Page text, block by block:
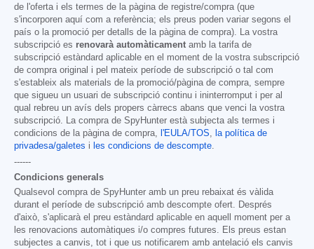
de l'oferta i els termes de la pàgina de registre/compra (que
s'incorporen aquí com a referència; els preus poden variar segons el
país o la promoció per detalls de la pàgina de compra). La vostra
subscripció es renovarà automàticament amb la tarifa de
subscripció estàndard aplicable en el moment de la vostra subscripció
de compra original i pel mateix període de subscripció o tal com
s'estableix als materials de la promoció/pàgina de compra, sempre
que sigueu un usuari de subscripció continu i ininterromput i per al
qual rebreu un avís dels propers càrrecs abans que venci la vostra
subscripció. La compra de SpyHunter està subjecta als termes i
condicions de la pàgina de compra, l'EULA/TOS, la política de
privadesa/galetes i les condicions de descompte.
------
Condicions generals
Qualsevol compra de SpyHunter amb un preu rebaixat és vàlida
durant el període de subscripció amb descompte ofert. Després
d'això, s'aplicarà el preu estàndard aplicable en aquell moment per a
les renovacions automàtiques i/o compres futures. Els preus estan
subjectes a canvis, tot i que us notificarem amb antelació els canvis